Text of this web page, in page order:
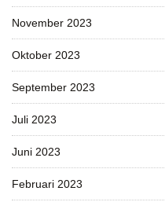
November 2023
Oktober 2023
September 2023
Juli 2023
Juni 2023
Februari 2023